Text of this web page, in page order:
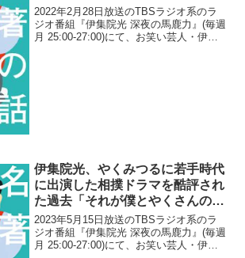
明かす「おじいちゃんでヨボヨボ
では…」
2022年2月28日放送のTBSラジオ系のラ
ジオ番組『伊集院光 深夜の馬鹿力』(毎週
月 25:00-27:00)にて、お笑い芸人・伊集
伊集院光、やくみつるに若手時代
に出演した相撲ドラマを酷評され
た過去「それが僕とやくさんの出
会いですから(笑)」
2023年5月15日放送のTBSラジオ系のラ
ジオ番組『伊集院光 深夜の馬鹿力』(毎週
月 25:00-27:00)にて、お笑い芸人・伊集